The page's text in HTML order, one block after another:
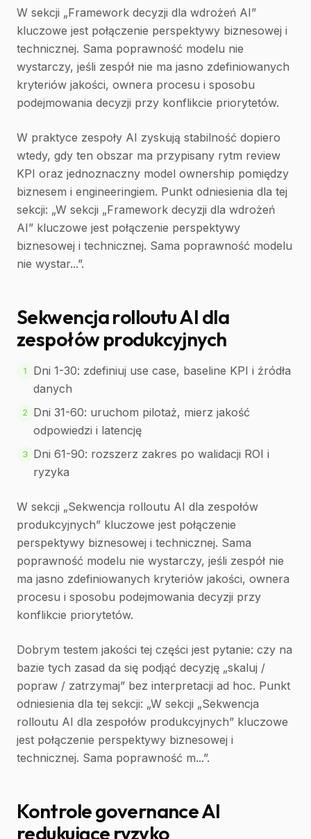
W sekcji „Framework decyzji dla wdrożeń AI”
kluczowe jest połączenie perspektywy biznesowej i
technicznej. Sama poprawność modelu nie
wystarczy, jeśli zespół nie ma jasno zdefiniowanych
kryteriów jakości, ownera procesu i sposobu
podejmowania decyzji przy konflikcie priorytetów.
W praktyce zespoły AI zyskują stabilność dopiero
wtedy, gdy ten obszar ma przypisany rytm review
KPI oraz jednoznaczny model ownership pomiędzy
biznesem i engineeringiem. Punkt odniesienia dla tej
sekcji: „W sekcji „Framework decyzji dla wdrożeń
AI” kluczowe jest połączenie perspektywy
biznesowej i technicznej. Sama poprawność modelu
nie wystar...”.
Sekwencja rolloutu AI dla
zespołów produkcyjnych
1
Dni 1-30: zdefiniuj use case, baseline KPI i źródła
danych
2
Dni 31-60: uruchom pilotaż, mierz jakość
odpowiedzi i latencję
3 Dni 61-90: rozszerz zakres po walidacji ROI i
ryzyka
W sekcji „Sekwencja rolloutu AI dla zespołów
produkcyjnych” kluczowe jest połączenie
perspektywy biznesowej i technicznej. Sama
poprawność modelu nie wystarczy, jeśli zespół nie
ma jasno zdefiniowanych kryteriów jakości, ownera
procesu i sposobu podejmowania decyzji przy
konflikcie priorytetów.
Dobrym testem jakości tej części jest pytanie: czy na
bazie tych zasad da się podjąć decyzję „skaluj /
popraw / zatrzymaj” bez interpretacji ad hoc. Punkt
odniesienia dla tej sekcji: „W sekcji „Sekwencja
rolloutu AI dla zespołów produkcyjnych” kluczowe
jest połączenie perspektywy biznesowej i
technicznej. Sama poprawność m...”.
Kontrole governance AI
redukujące ryzyko